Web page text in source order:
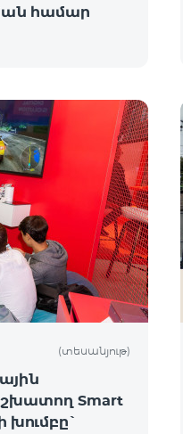
համար
(տեսանյութ)
Smart
խումբը`